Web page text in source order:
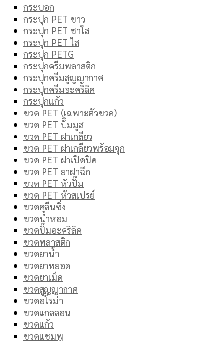
กระบอก
กระปุก PET ขาว
กระปุก PET ชาใส
กระปุก PET ใส
กระปุก PETG
กระปุกครีมพลาสติก
กระปุกครีมสูญญากาศ
กระปุกครีมอะคริลิค
กระปุกแก้ว
ขวด PET (เฉพาะตัวขวด)
ขวด PET ปั๊มมูส
ขวด PET ฝาเกลียว
ขวด PET ฝาเกลียวพร้อมจุก
ขวด PET ฝาเปิดปิด
ขวด PET ยาฝาฉีก
ขวด PET หัวปั๊ม
ขวด PET หัวสเปรย์
ขวดคลีนซิ่ง
ขวดน้ำหอม
ขวดปั๊มอะคริลิค
ขวดพลาสติก
ขวดยาน้ำ
ขวดยาหยอด
ขวดยาเม็ด
ขวดสูญญากาศ
ขวดอโรม่า
ขวดแกลลอน
ขวดแก้ว
ขวดแชมพู